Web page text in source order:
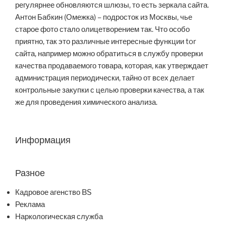
регулярнее обновляются шлюзы, то есть зеркала сайта.
Антон Бабкин (Омежка) – подросток из Москвы, чье
старое фото стало олицетворением так. Что особо
приятно, так это различные интересные функции tor
сайта, например можно обратиться в службу проверки
качества продаваемого товара, которая, как утверждает
администрация периодически, тайно от всех делает
контрольные закупки с целью проверки качества, а так
же для проведения химического анализа.
Информация
Разное
Кадровое агенство BS
Реклама
Наркологическая служба